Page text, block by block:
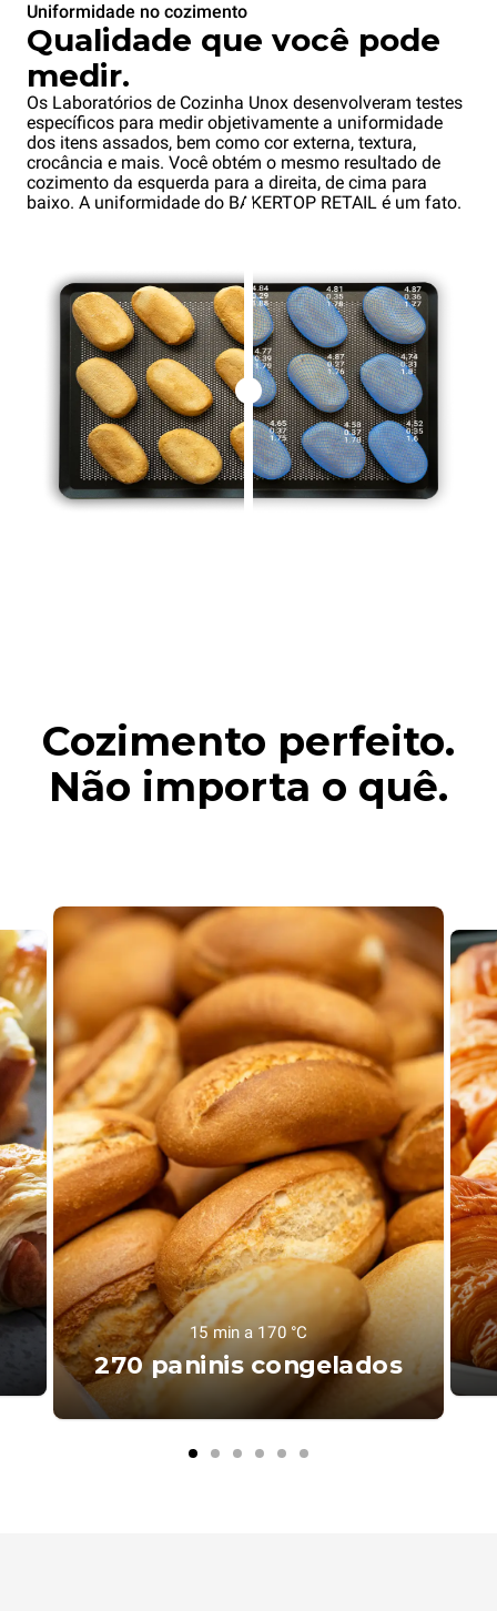
Uniformidade no cozimento
Qualidade que você pode
medir.
Os Laboratórios de Cozinha Unox desenvolveram testes
específicos para medir objetivamente a uniformidade
dos itens assados, bem como cor externa, textura,
crocância e mais. Você obtém o mesmo resultado de
cozimento da esquerda para a direita, de cima para
baixo. A uniformidade do BAKERTOP RETAIL é um fato.
Cozimento perfeito.
Não importa o quê.
15 min a 170 °C
270 paninis congelados